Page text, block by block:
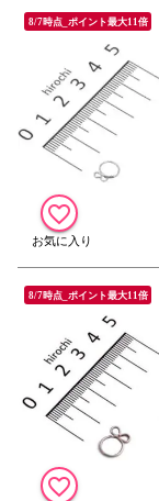
8/7時点_ポイント最大11倍
8/7時点_ポイント最大11倍